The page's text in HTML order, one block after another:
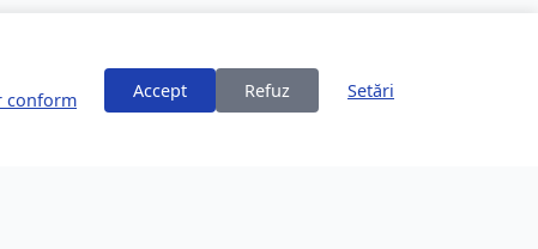
conform
Accept Refuz Setări